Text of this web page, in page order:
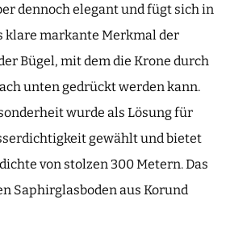
dennoch elegant und fügt sich in
klare markante Merkmal der
Bügel, mit dem die Krone durch
unten gedrückt werden kann.
wurde als Lösung für
gewählt und bietet
von stolzen 300 Metern. Das
Saphirglasboden aus Korund